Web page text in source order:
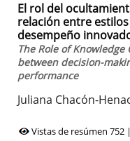
El rol del
relación entre
desempeño
The Role of
between decision-
performance
Juliana Chacón-
Vistas de resúmen 752 |